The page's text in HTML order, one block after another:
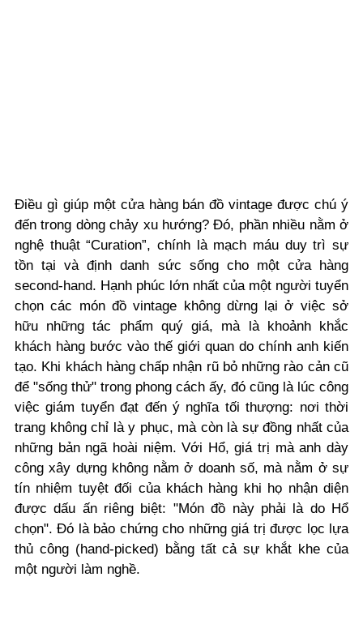
Điều gì giúp một cửa hàng bán đồ vintage được chú ý
đến trong dòng chảy xu hướng? Đó, phần nhiều nằm ở
nghệ thuật “Curation”, chính là mạch máu duy trì sự
tồn tại và định danh sức sống cho một cửa hàng
second-hand. Hạnh phúc lớn nhất của một người tuyển
chọn các món đồ vintage không dừng lại ở việc sở
hữu những tác phẩm quý giá, mà là khoảnh khắc
khách hàng bước vào thế giới quan do chính anh kiến
tạo. Khi khách hàng chấp nhận rũ bỏ những rào cản cũ
để "sống thử" trong phong cách ấy, đó cũng là lúc công
việc giám tuyển đạt đến ý nghĩa tối thượng: nơi thời
trang không chỉ là y phục, mà còn là sự đồng nhất của
những bản ngã hoài niệm. Với Hổ, giá trị mà anh dày
công xây dựng không nằm ở doanh số, mà nằm ở sự
tín nhiệm tuyệt đối của khách hàng khi họ nhận diện
được dấu ấn riêng biệt: "Món đồ này phải là do Hổ
chọn". Đó là bảo chứng cho những giá trị được lọc lựa
thủ công (hand-picked) bằng tất cả sự khắt khe của
một người làm nghề.